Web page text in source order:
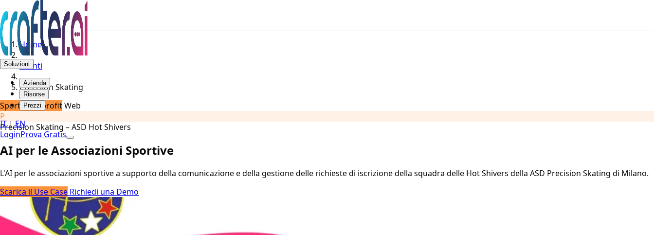
Soluzioni
Azienda
Risorse
Prezzi
IT|EN
LoginProva Gratis
Home
Clienti
Precision Skating
Sport – No-profitWeb
P
Precision Skating – ASD Hot Shivers
AI per le Associazioni Sportive
L'AI per le associazioni sportive a supporto della comunicazione e della gestione delle richieste di iscrizione della squadra delle Hot Shivers della ASD Precision Skating di Milano.
Scarica il Use Case Richiedi una Demo